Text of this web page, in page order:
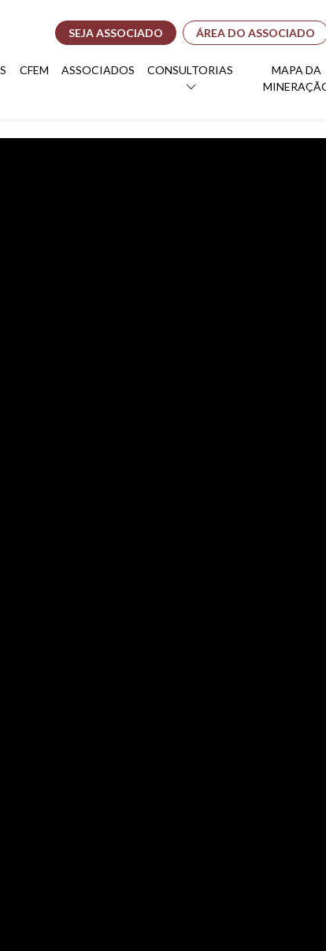
SEJA ASSOCIADO ÁREA DO ASSOCIADO
CFEM ASSOCIADOS CONSULTORIAS
MAPA DA